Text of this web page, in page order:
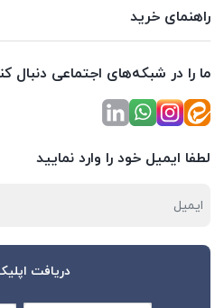
راهنمای خرید
ما را در شبکه‌های اجتماعی دنبال
لطفا ایمیل خود را وارد نمایید
دریافت